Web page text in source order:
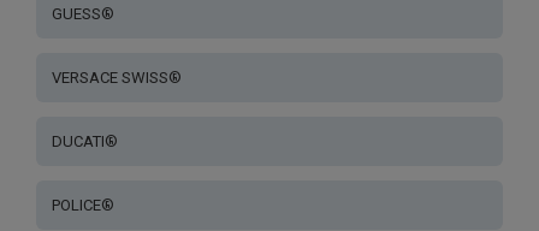
GUESS®
VERSACE SWISS®
DUCATI®
POLICE®